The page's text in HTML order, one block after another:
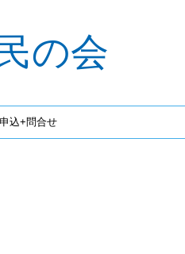
の会
込+問合せ